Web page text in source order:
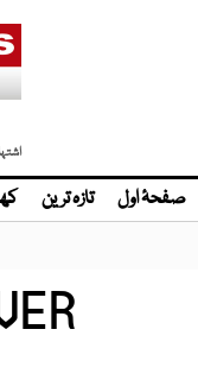
صفحۂ اول تازہ ترین